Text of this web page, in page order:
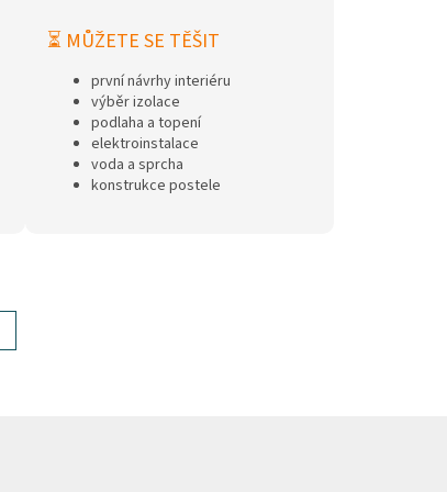
⏳ MŮŽETE SE TĚŠIT
první návrhy interiéru
výběr izolace
podlaha a topení
elektroinstalace
voda a sprcha
konstrukce postele